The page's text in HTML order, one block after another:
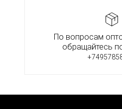
По вопросам
обращайтесь